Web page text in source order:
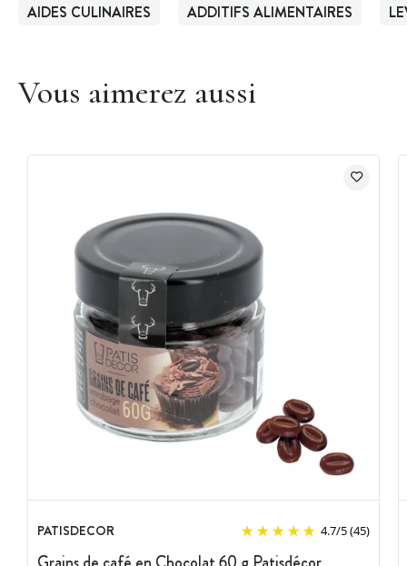
AIDES CULINAIRES ADDITIFS ALIMENTAIRES
Vous aimerez aussi
PATISDECOR 4.7/5(45)